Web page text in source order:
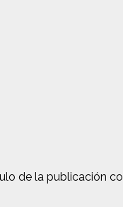
de la publicación